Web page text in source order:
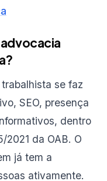
se faz
SEO, presença
dentro
2021 da OAB. O
já tem a
ativamente.